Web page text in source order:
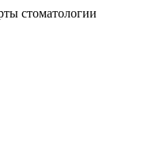
стоматологии